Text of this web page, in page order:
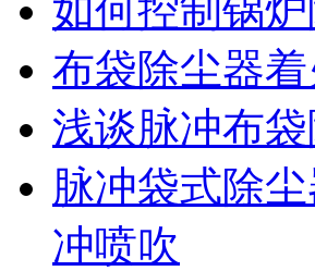
如何控制锅
布袋除尘器
浅谈脉冲布
脉冲袋式除
冲喷吹